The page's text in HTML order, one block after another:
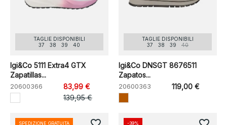
TAGLIE DISPONIBILI
37
38 39 40
Igi&Co 5111 Extra4 GTX
Zapatillas...
20600366
83,99 €
139,95 €
TAGLIE DISPONIBILI
37
38 39 40
Igi&Co DNSGT 8676511
Zapatos...
20600363 119,00 €
SPEDIZIONE GRATUITA -39%